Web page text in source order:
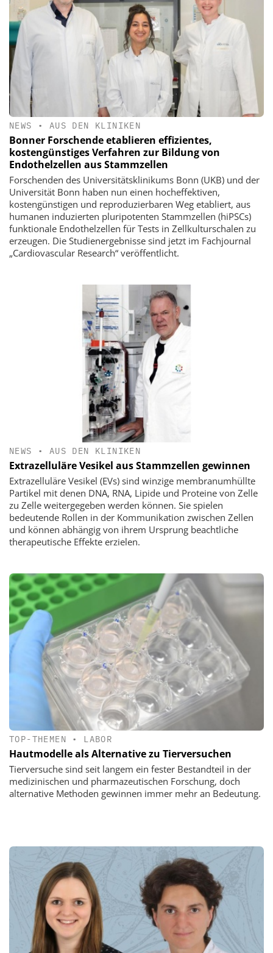
NEWS • AUS DEN KLINIKEN
Bonner Forschende etablieren effizientes,
kostengünstiges Verfahren zur Bildung von
Endothelzellen aus Stammzellen
Forschenden des Universitätsklinikums Bonn (UKB) und der
Universität Bonn haben nun einen hocheffektiven,
kostengünstigen und reproduzierbaren Weg etabliert, aus
humanen induzierten pluripotenten Stammzellen (hiPSCs)
funktionale Endothelzellen für Tests in Zellkulturschalen zu
erzeugen. Die Studienergebnisse sind jetzt im Fachjournal
„Cardiovascular Research“ veröffentlicht.
NEWS • AUS DEN KLINIKEN
Extrazelluläre Vesikel aus Stammzellen gewinnen
Extrazelluläre Vesikel (EVs) sind winzige membranumhüllte
Partikel mit denen DNA, RNA, Lipide und Proteine von Zelle
zu Zelle weitergegeben werden können. Sie spielen
bedeutende Rollen in der Kommunikation zwischen Zellen
und können abhängig von ihrem Ursprung beachtliche
therapeutische Effekte erzielen.
TOP-THEMEN • LABOR
Hautmodelle als Alternative zu Tierversuchen
Tierversuche sind seit langem ein fester Bestandteil in der
medizinischen und pharmazeutischen Forschung, doch
alternative Methoden gewinnen immer mehr an Bedeutung.